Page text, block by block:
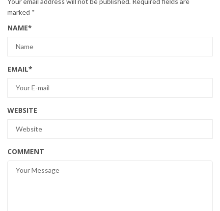
marked *
NAME*
EMAIL*
WEBSITE
COMMENT